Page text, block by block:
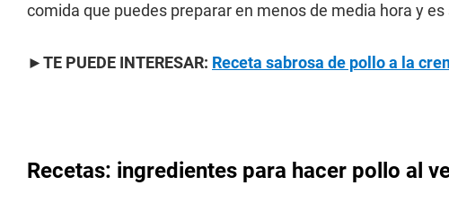
comida que puedes preparar en menos de media hora y
►TE PUEDE INTERESAR: Receta sabrosa de pollo a la
Recetas: ingredientes para hacer pollo al